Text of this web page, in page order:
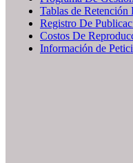
Tablas de Retención
Registro De
Costos De
Información de